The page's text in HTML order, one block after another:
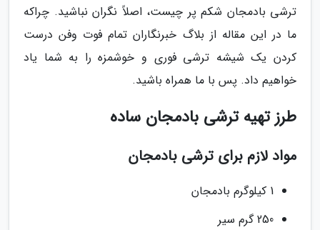
ترشی بادمجان شکم پر چیست، اصلاً نگران نباشید. چراکه
ما در این مقاله از بلاگ خبرنگاران تمام فوت وفن درست
کردن یک شیشه ترشی فوری و خوشمزه را به شما یاد
خواهیم داد. پس با ما همراه باشید.
طرز تهیه ترشی بادمجان ساده
مواد لازم برای ترشی بادمجان
1 کیلوگرم بادمجان
250 گرم سیر